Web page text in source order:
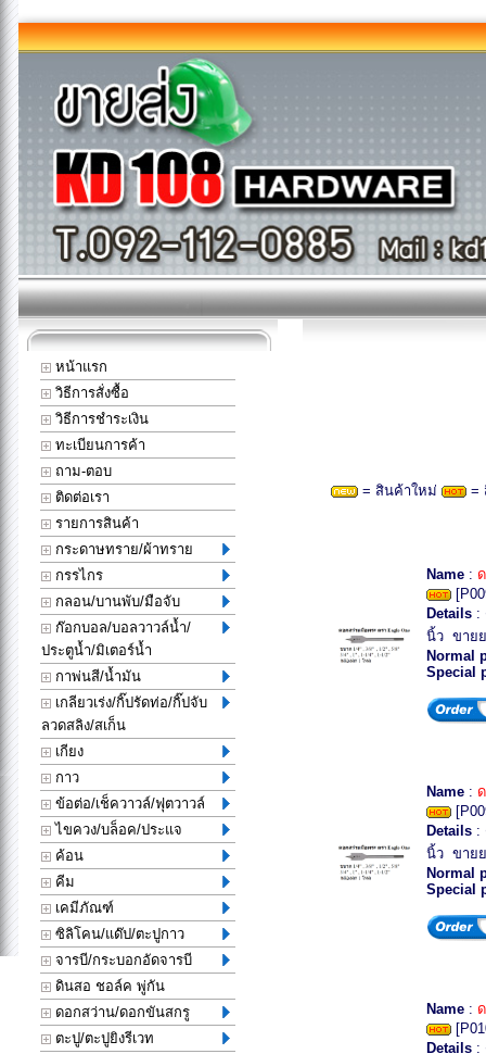
หน้าแรก
วิธีการสั่งซื้อ
วิธีการชำระเงิน
ทะเบียนการค้า
ถาม-ตอบ
ติดต่อเรา
รายการสินค้า
กระดาษทราย/ผ้าทราย
กรรไกร
กลอน/บานพับ/มือจับ
ก๊อกบอล/บอลวาวล์น้ำ/
ประตูน้ำ/มิเตอร์น้ำ
กาพ่นสี/น้ำมัน
เกลียวเร่ง/กิ๊ปรัดท่อ/กิ๊ปจับ
ลวดสลิง/สเก็น
เกียง
กาว
ข้อต่อ/เช็ควาวล์/ฟุตวาวล์
ไขควง/บล็อค/ประแจ
ค้อน
คีม
เคมีภัณฑ์
ซิลิโคน/แด๊ป/ตะปูกาว
จารบี/กระบอกอัดจารบี
ดินสอ ชอล์ค พู่กัน
ดอกสว่าน/ดอกขันสกรู
ตะปู/ตะปูยิงรีเวท
= สินค้าใหม่ =
Name :
Details :
นิ้ว ขาย
Normal
Special
Name :
Details :
นิ้ว ขาย
Normal
Special
Name :
Details :